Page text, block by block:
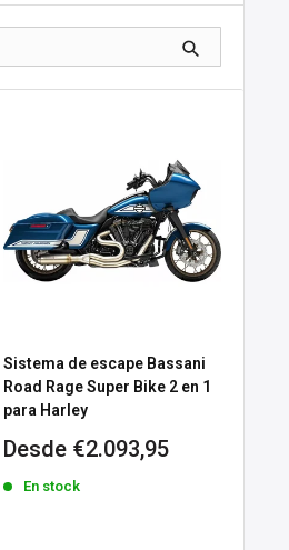
Sistema de escape Bassani
Road Rage Super Bike 2 en 1
para Harley
Precio
venta
Desde €2.093,95
En stock